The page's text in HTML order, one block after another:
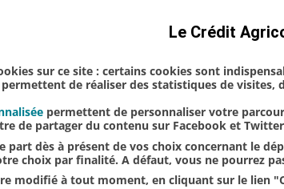
Le Crédit
sur ce site : certains cookies sont
permettent de réaliser des statistiques de visites,
permettent de personnaliser votre
de partager du contenu sur Facebook et
part dès à présent de vos choix concernant le
choix par finalité. A défaut, vous ne pourrez
modifié à tout moment, en cliquant sur le lien